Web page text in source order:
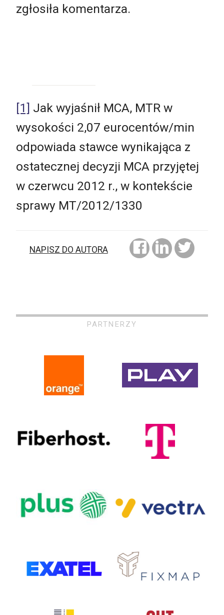
zgłosiła komentarza.
[1] Jak wyjaśnił MCA, MTR w
wysokości 2,07 eurocentów/min
odpowiada stawce wynikająca z
ostatecznej decyzji MCA przyjętej
w czerwcu 2012 r., w kontekście
sprawy MT/2012/1330
NAPISZ DO AUTORA
PARTNERZY